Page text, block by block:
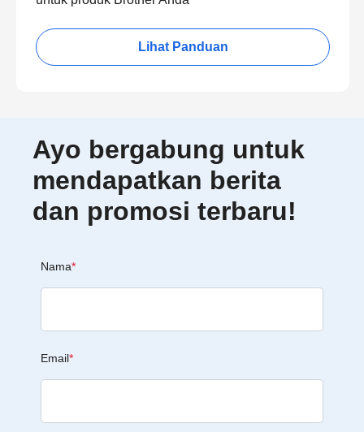
Lihat Panduan
Ayo bergabung untuk
mendapatkan berita
dan promosi terbaru!
Nama*
Email*